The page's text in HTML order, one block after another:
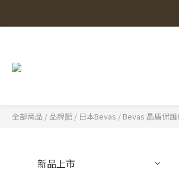
全部商品 / 品牌館 / 日本Bevas / Bevas 晶盾保
新品上市